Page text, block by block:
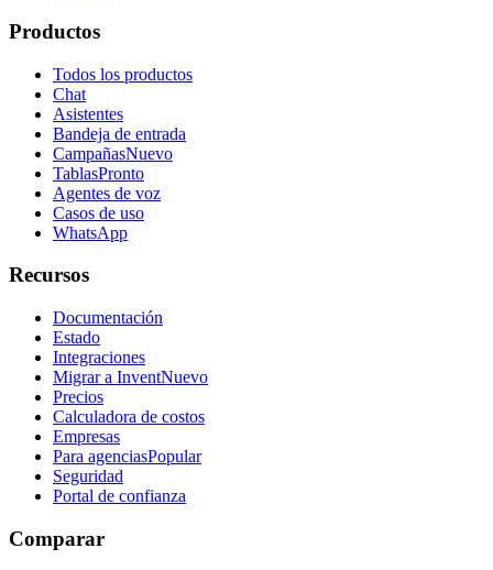
Productos
Todos los productos
Chat
Asistentes
Bandeja de entrada
CampañasNuevo
TablasPronto
Agentes de voz
Casos de uso
WhatsApp
Recursos
Documentación
Estado
Integraciones
Migrar a InventNuevo
Precios
Calculadora de costos
Empresas
Para agenciasPopular
Seguridad
Portal de confianza
Comparar